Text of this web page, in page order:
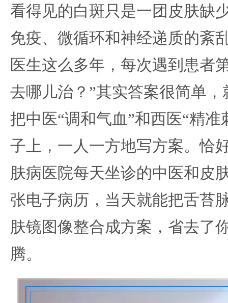
看得见的白斑只是一团皮肤缺
免疫、微循环和神经递质的紊
医生这么多年，每次遇到患者
去哪儿治？”其实答案很简单
把中医“调和气血”和西医“精
子上，一人一方地写方案。恰
肤病医院每天坐诊的中医和皮
张电子病历，当天就能把舌苔
肤镜图像整合成方案，省去了
腾。